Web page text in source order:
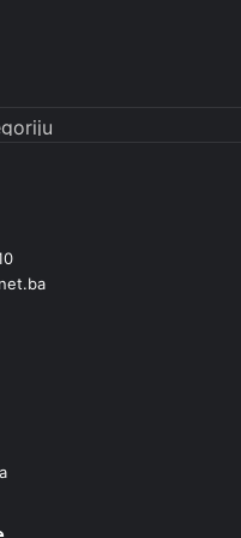
Paylab.com i Plata.ba
Vam pomoći da se